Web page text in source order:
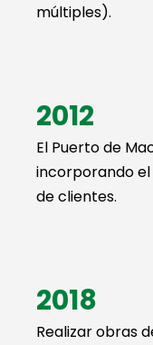
múltiples).
2012
El Puerto de
incorporando
de clientes.
2018
Realizar obras